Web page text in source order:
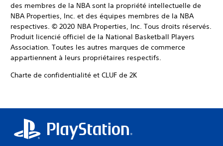
des membres de la NBA sont la propriété intellectuelle de
NBA Properties, Inc. et des équipes membres de la NBA
respectives. © 2020 NBA Properties, Inc. Tous droits réservés.
Produit licencié officiel de la National Basketball Players
Association. Toutes les autres marques de commerce
appartiennent à leurs propriétaires respectifs.
Charte de confidentialité et CLUF de 2K